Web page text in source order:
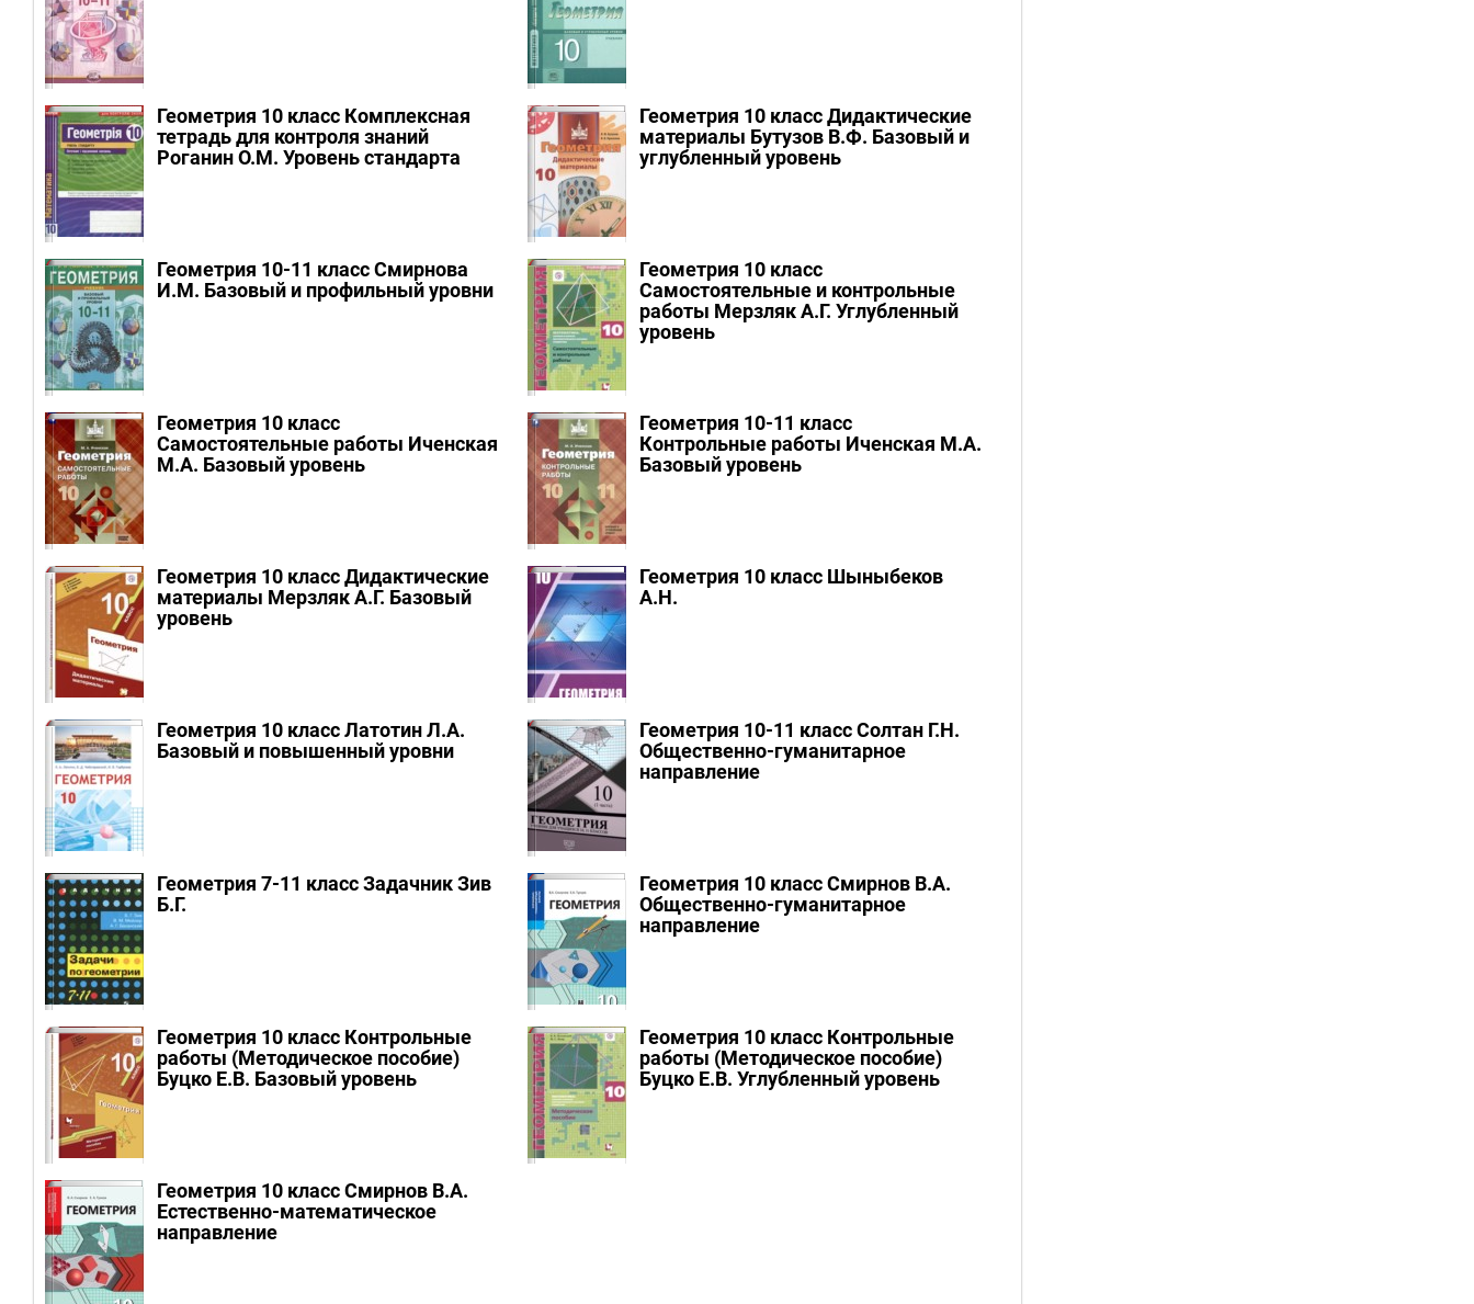
Геометрия 10 класс Комплексная
тетрадь для контроля знаний
Роганин О.М. Уровень стандарта
Геометрия 10 класс Дидактические
материалы Бутузов В.Ф. Базовый и
углубленный уровень
Геометрия 10-11 класс Смирнова
И.М. Базовый и профильный уровни
Геометрия 10 класс
Самостоятельные и контрольные
работы Мерзляк А.Г. Углубленный
уровень
Геометрия 10 класс
Самостоятельные работы Иченская
М.А. Базовый уровень
Геометрия 10-11 класс
Контрольные работы Иченская М.А.
Базовый уровень
Геометрия 10 класс Дидактические
материалы Мерзляк А.Г. Базовый
уровень
Геометрия 10 класс Шыныбеков
А.Н.
Геометрия 10 класс Латотин Л.А.
Базовый и повышенный уровни
Геометрия 10-11 класс Солтан Г.Н.
Общественно-гуманитарное
направление
Геометрия 7-11 класс Задачник Зив
Б.Г.
Геометрия 10 класс Смирнов В.А.
Общественно-гуманитарное
направление
Геометрия 10 класс Контрольные
работы (Методическое пособие)
Буцко Е.В. Базовый уровень
Геометрия 10 класс Контрольные
работы (Методическое пособие)
Буцко Е.В. Углубленный уровень
Геометрия 10 класс Смирнов В.А.
Естественно-математическое
направление